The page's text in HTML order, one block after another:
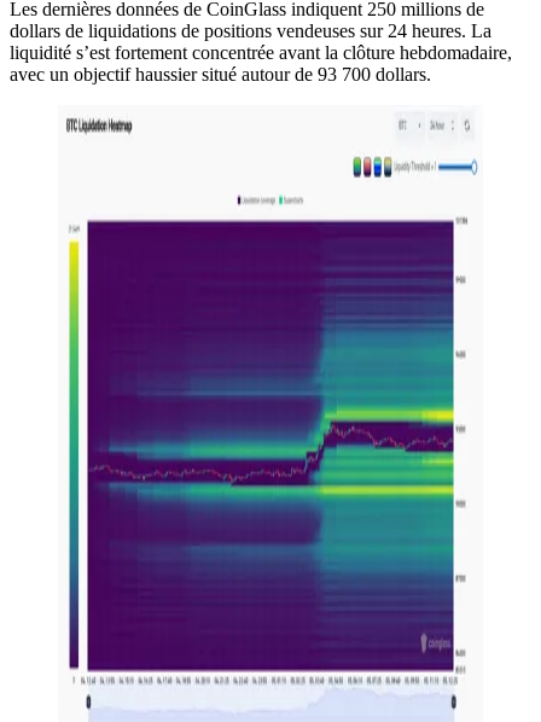
Les dernières données de CoinGlass indiquent 250 millions de
dollars de liquidations de positions vendeuses sur 24 heures. La
liquidité s’est fortement concentrée avant la clôture hebdomadaire,
avec un objectif haussier situé autour de 93 700 dollars.